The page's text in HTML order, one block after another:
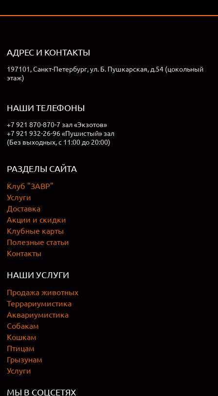
АДРЕС И КОНТАКТЫ
197101, Санкт-Петербург, ул. Б. Пушкарская, д.54 (цокольный
этаж)
НАШИ ТЕЛЕФОНЫ
+7 921 870-870-7 зал «Экзотов»
+7 921 932-26-96 «Пушистый» зал
(Без выходных, с 11:00 до 20:00)
РАЗДЕЛЫ САЙТА
Клуб "ЗАВР"
Услуги
Доставка
Акции и скидки
Клубные карты
Полезные статьи
Контакты
НАШИ УСЛУГИ
Продажа животных
Террариумистика
Аквариумистика
Собакам
Кошкам
Птицам
Грызунам
Услуги
МЫ В СОЦСЕТЯХ